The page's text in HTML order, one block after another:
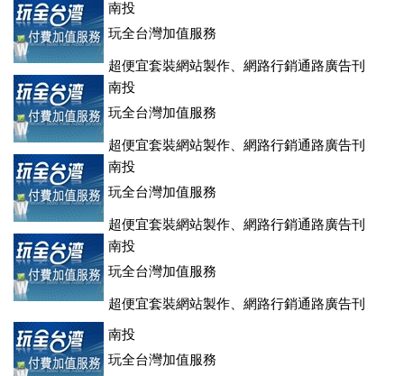
登、訂房系統、客房委託旅行社銷售，全面優惠中....
南投
玩全台灣加值服務
超便宜套裝網站製作、網路行銷通路廣告刊
登、訂房系統、客房委託旅行社銷售，全面優惠中....
南投
玩全台灣加值服務
超便宜套裝網站製作、網路行銷通路廣告刊
登、訂房系統、客房委託旅行社銷售，全面優惠中....
南投
玩全台灣加值服務
超便宜套裝網站製作、網路行銷通路廣告刊
登、訂房系統、客房委託旅行社銷售，全面優惠中....
南投
玩全台灣加值服務
超便宜套裝網站製作、網路行銷通路廣告刊
登、訂房系統、客房委託旅行社銷售，全面優惠中....
南投
玩全台灣加值服務